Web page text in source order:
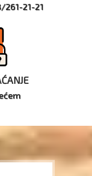
21-21